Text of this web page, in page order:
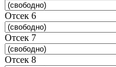
Отсек 6
Отсек 7
Отсек 8